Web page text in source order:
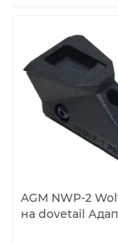
AGM NWP-2
на dovetail